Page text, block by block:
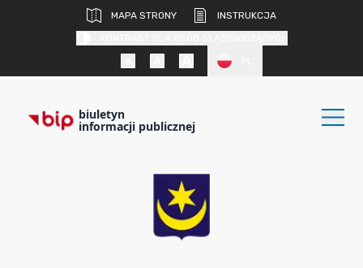
MAPA STRONY
INSTRUKCJA
biuletyn
informacji publicznej